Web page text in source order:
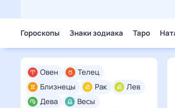
Гороскопы Знаки зодиака Таро
Овен
Телец
Близнецы
Рак
Лев
Дева
Весы